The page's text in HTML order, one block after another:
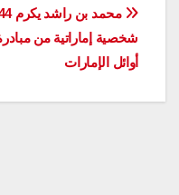
تصفّح
المقالات
محمد بن راشد
شخصية إماراتية من
أوائل الإمارات